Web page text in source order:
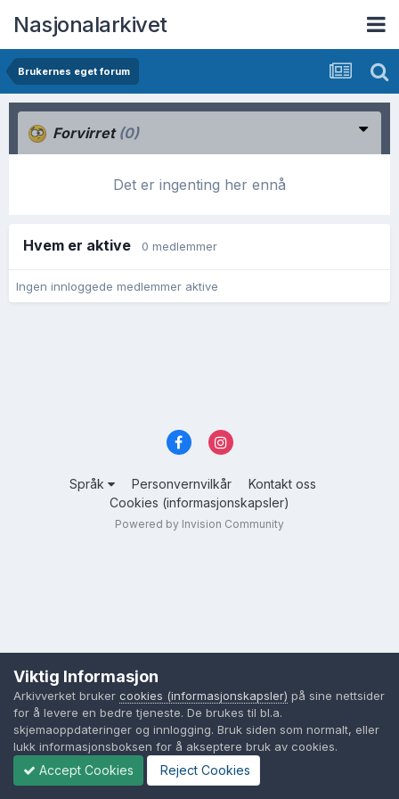
Nasjonalarkivet
Brukernes eget forum
Forvirret (0)
Det er ingenting her ennå
Hvem er aktive 0 medlemmer
Ingen innloggede medlemmer aktive
Språk Personvernvilkår
Kontakt oss
Cookies (informasjonskapsler)
Powered by Invision Community
Viktig Informasjon
Arkivverket bruker cookies (informasjonskapsler) på sine nettsider
for å levere en bedre tjeneste. De brukes til bl.a.
skjemaoppdateringer og innlogging. Bruk siden som normalt, eller
lukk informasjonsboksen for å akseptere bruk av cookies.
Accept Cookies Reject Cookies